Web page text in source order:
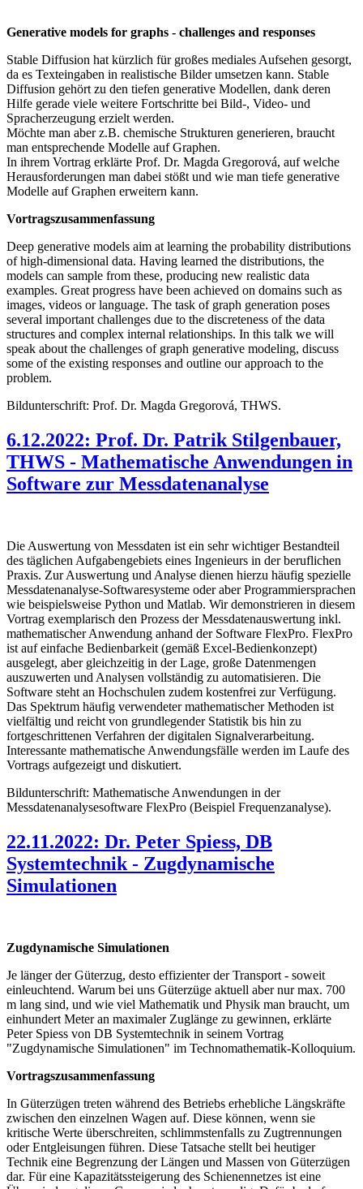
Generative models for graphs - challenges and responses
Stable Diffusion hat kürzlich für großes mediales Aufsehen gesorgt,
da es Texteingaben in realistische Bilder umsetzen kann. Stable
Diffusion gehört zu den tiefen generative Modellen, dank deren
Hilfe gerade viele weitere Fortschritte bei Bild-, Video- und
Spracherzeugung erzielt werden.
Möchte man aber z.B. chemische Strukturen generieren, braucht
man entsprechende Modelle auf Graphen.
In ihrem Vortrag erklärte Prof. Dr. Magda Gregorová, auf welche
Herausforderungen man dabei stößt und wie man tiefe generative
Modelle auf Graphen erweitern kann.
Vortragszusammenfassung
Deep generative models aim at learning the probability distributions
of high-dimensional data. Having learned the distributions, the
models can sample from these, producing new realistic data
examples. Great progress have been achieved on domains such as
images, videos or language. The task of graph generation poses
several important challenges due to the discreteness of the data
structures and complex internal relationships. In this talk we will
speak about the challenges of graph generative modeling, discuss
some of the existing responses and outline our approach to the
problem.
Bildunterschrift: Prof. Dr. Magda Gregorová, THWS.
6.12.2022: Prof. Dr. Patrik Stilgenbauer,
THWS - Mathematische Anwendungen in
Software zur Messdatenanalyse
Die Auswertung von Messdaten ist ein sehr wichtiger Bestandteil
des täglichen Aufgabengebiets eines Ingenieurs in der beruflichen
Praxis. Zur Auswertung und Analyse dienen hierzu häufig spezielle
Messdatenanalyse-Softwaresysteme oder aber Programmiersprachen
wie beispielsweise Python und Matlab. Wir demonstrieren in diesem
Vortrag exemplarisch den Prozess der Messdatenauswertung inkl.
mathematischer Anwendung anhand der Software FlexPro. FlexPro
ist auf einfache Bedienbarkeit (gemäß Excel-Bedienkonzept)
ausgelegt, aber gleichzeitig in der Lage, große Datenmengen
auszuwerten und Analysen vollständig zu automatisieren. Die
Software steht an Hochschulen zudem kostenfrei zur Verfügung.
Das Spektrum häufig verwendeter mathematischer Methoden ist
vielfältig und reicht von grundlegender Statistik bis hin zu
fortgeschrittenen Verfahren der digitalen Signalverarbeitung.
Interessante mathematische Anwendungsfälle werden im Laufe des
Vortrags aufgezeigt und diskutiert.
Bildunterschrift: Mathematische Anwendungen in der
Messdatenanalysesoftware FlexPro (Beispiel Frequenzanalyse).
22.11.2022: Dr. Peter Spiess, DB
Systemtechnik - Zugdynamische
Simulationen
Zugdynamische Simulationen
Je länger der Güterzug, desto effizienter der Transport - soweit
einleuchtend. Warum bei uns Güterzüge aktuell aber nur max. 700
m lang sind, und wie viel Mathematik und Physik man braucht, um
einhundert Meter an maximaler Zuglänge zu gewinnen, erklärte
Peter Spiess von DB Systemtechnik in seinem Vortrag
"Zugdynamische Simulationen" im Technomathematik-Kolloquium.
Vortragszusammenfassung
In Güterzügen treten während des Betriebs erhebliche Längskräfte
zwischen den einzelnen Wagen auf. Diese können, wenn sie
kritische Werte überschreiten, schlimmstenfalls zu Zugtrennungen
oder Entgleisungen führen. Diese Tatsache stellt bei heutiger
Technik eine Begrenzung der Längen und Massen von Güterzügen
dar. Für eine Kapazitätssteigerung des Schienennetzes ist eine